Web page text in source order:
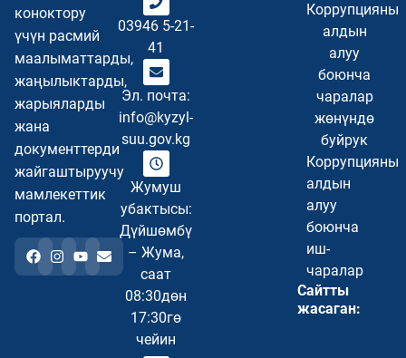
коноктору
үчүн расмий
маалыматтарды,
жаңылыктарды,
жарыяларды
жана
документтерди
жайгаштыруучу
мамлекеттик
портал.
03946 5-21-
41
Эл. почта:
info@kyzyl-
suu.gov.kg
Жумуш
убактысы:
Дүйшөмбү
– Жума,
саат
08:30дөн
17:30гө
чейин
Коррупцияны
алдын
алуу
боюнча
чаралар
жөнүндө
буйрук
Коррупцияны
алдын
алуу
боюнча
иш-
чаралар
Сайтты
жасаган: